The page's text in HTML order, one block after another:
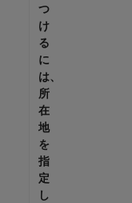
つ
け
る
に
は、
所
在
地
を
指
定
し